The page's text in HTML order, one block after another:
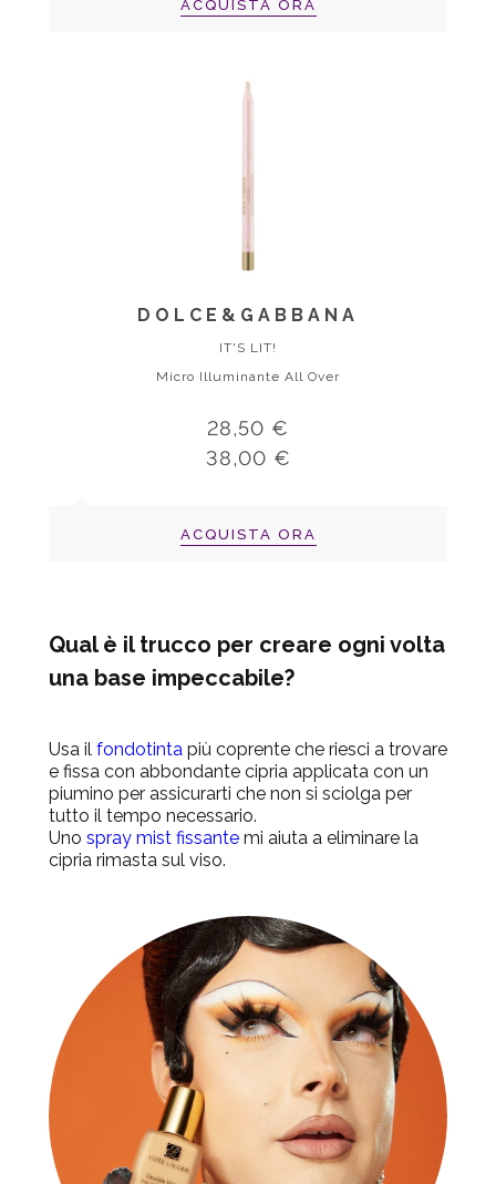
ACQUISTA ORA
DOLCE&GABBANA
IT'S LIT!
Micro Illuminante All Over
28,50 €
38,00 €
ACQUISTA ORA
Qual è il trucco per creare ogni volta
una base impeccabile?
Usa il fondotinta più coprente che riesci a trovare
e fissa con abbondante cipria applicata con un
piumino per assicurarti che non si sciolga per
tutto il tempo necessario.
Uno spray mist fissante mi aiuta a eliminare la
cipria rimasta sul viso.